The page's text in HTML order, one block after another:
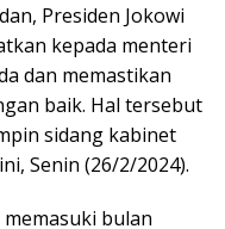
Presiden Jokowi
kepada menteri
dan memastikan
baik. Hal tersebut
sidang kabinet
Senin (26/2/2024).
bulan